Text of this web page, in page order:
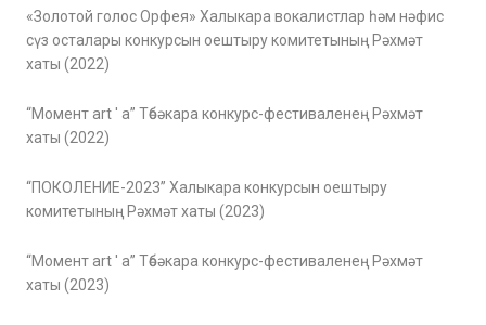
«Золотой голос Орфея» Халыкара вокалистлар һәм нәфис
сүз осталары конкурсын оештыру комитетының Рәхмәт
хаты (2022)
“Момент art ' a” Төбәкара конкурс-фестиваленең Рәхмәт
хаты (2022)
“ПОКОЛЕНИЕ-2023” Халыкара конкурсын оештыру
комитетының Рәхмәт хаты (2023)
“Момент art ' a” Төбәкара конкурс-фестиваленең Рәхмәт
хаты (2023)